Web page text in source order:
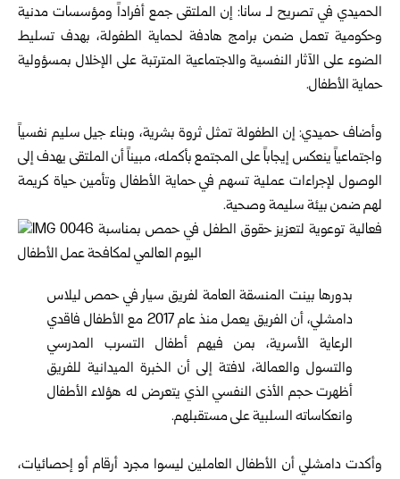
الحميدي في تصريح لـ سانا: إن الملتقى جمع أفراداً ومؤسسات مدنية
وحكومية تعمل ضمن برامج هادفة لحماية الطفولة، بهدف تسليط
الضوء على الآثار النفسية والاجتماعية المترتبة على الإخلال بمسؤولية
حماية الأطفال.
وأضاف حميدي: إن الطفولة تمثل ثروة بشرية، وبناء جيل سليم نفسياً
واجتماعياً ينعكس إيجاباً على المجتمع بأكمله، مبيناً أن الملتقى يهدف إلى
الوصول لإجراءات عملية تسهم في حماية الأطفال وتأمين حياة كريمة
لهم ضمن بيئة سليمة وصحية.
بدورها بينت المنسقة العامة لفريق سيار في حمص ليلاس
دامشلي، أن الفريق يعمل منذ عام 2017 مع الأطفال فاقدي
الرعاية الأسرية، بمن فيهم أطفال التسرب المدرسي
والتسول والعمالة، لافتة إلى أن الخبرة الميدانية للفريق
أظهرت حجم الأذى النفسي الذي يتعرض له هؤلاء الأطفال
وانعكاساته السلبية على مستقبلهم.
وأكدت دامشلي أن الأطفال العاملين ليسوا مجرد أرقام أو إحصائيات،